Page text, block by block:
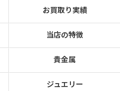
お買取り実績
当店の特徴
貴金属
ジュエリー